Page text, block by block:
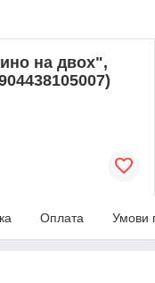
на двох",
Оплата Умови